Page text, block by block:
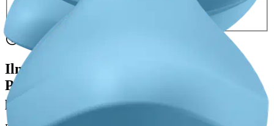
Nouto myymälästä
Ei saatavilla
Ilmainen toimitus yli 100 €:n tilauksille
Postin pakettiautomaattiin tai
palvelupisteeseen!